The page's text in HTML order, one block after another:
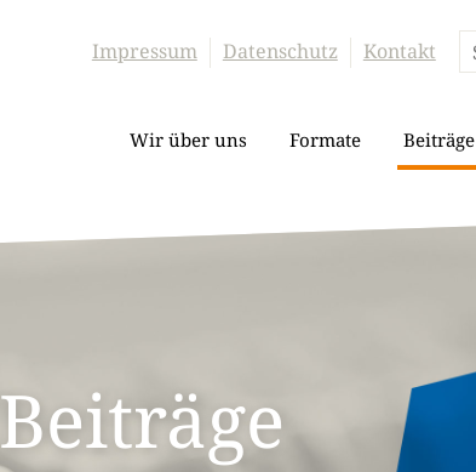
Impressum Datenschutz Kontakt
Wir über uns Formate Beiträge
Beiträge